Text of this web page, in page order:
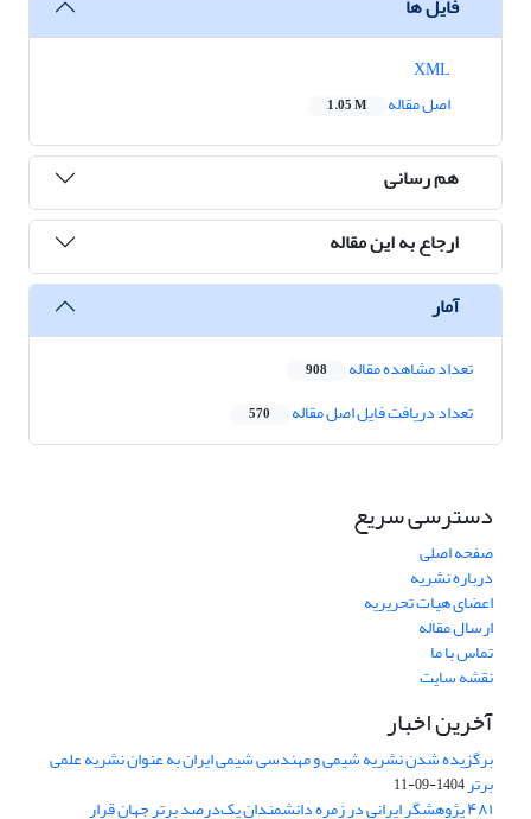
اصل مقاله
1.05 M
هم رسانی
ارجاع به این مقاله
آمار
تعداد مشاهده مقاله 908
تعداد دریافت فایل اصل مقاله 570
دسترسی سریع
صفحه اصلی
درباره نشریه
اعضای هیات تحریریه
ارسال مقاله
تماس با ما
نقشه سایت
آخرین اخبار
برگزیده شدن نشریه شیمی و مهندسی شیمی ایران به عنوان نشریه علمی
برتر1404-09-11
۴۸۱ پژوهشگر ایرانی در زمره دانشمندان یک‌درصد برتر جهان قرار